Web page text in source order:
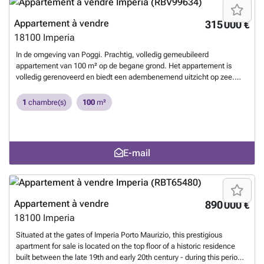
huis, garage onder het huis met twee parkeerplaatsen +
privéparkeerplaats aan de achterzijde van het huis.
En savoir plus ?
315 000 €
Appartement à vendre
18100 Imperia
In de omgeving van Poggi. Prachtig, volledig gemeubileerd
appartement van 100 m² op de begane grond. Het appartement is
volledig gerenoveerd en biedt een adembenemend uitzicht op zee.
slaapkamers, een badkamer, een terras en een veranda. Bij de woning
hoort een garage van 65 m2En savoir plus ?
1 chambre(s) 100 m²
E-mail
890 000 €
Appartement à vendre
18100 Imperia
Situated at the gates of Imperia Porto Maurizio, this prestigious
apartment for sale is located on the top floor of a historic residence
built between the late 19th and early 20th century - during this period,